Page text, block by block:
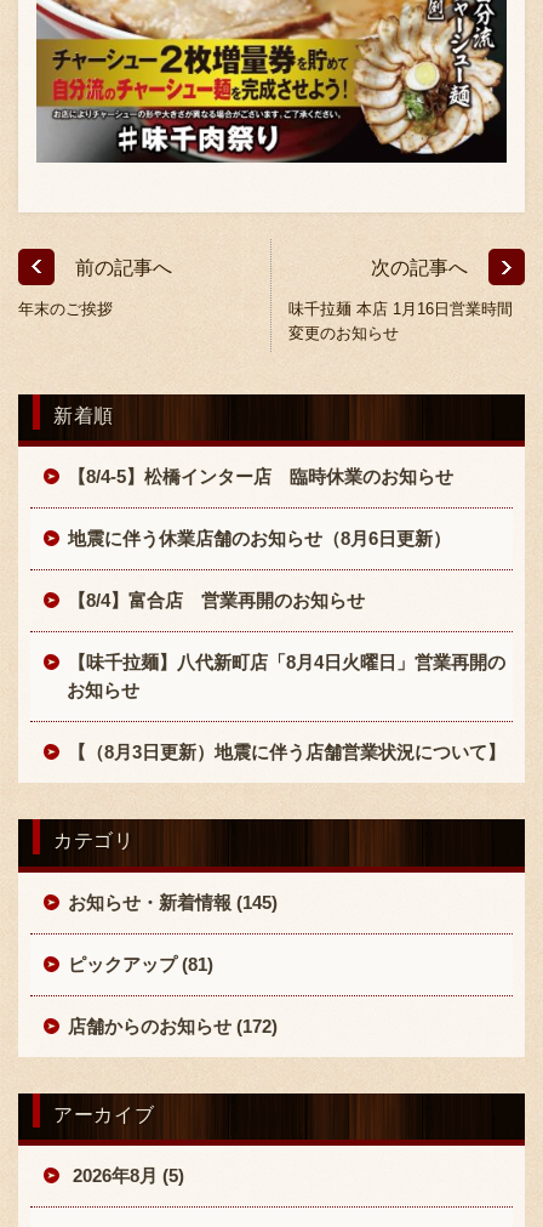
前の記事へ
年末のご挨拶
次の記事へ
味千拉麺 本店 1月16日営業時間
変更のお知らせ
新着順
【8/4-5】松橋インター店 臨時休業のお知らせ
地震に伴う休業店舗のお知らせ（8月6日更新）
【8/4】富合店 営業再開のお知らせ
【味千拉麺】八代新町店「8月4日火曜日」営業再開の
お知らせ
【（8月3日更新）地震に伴う店舗営業状況について】
カテゴリ
お知らせ・新着情報 (145)
ピックアップ (81)
店舗からのお知らせ (172)
アーカイブ
2026年8月 (5)